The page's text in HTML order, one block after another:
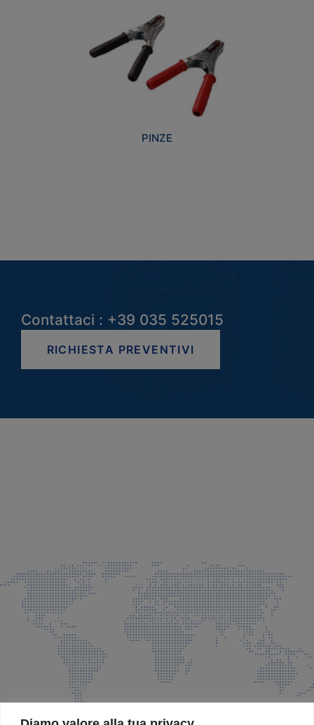
PINZE
Contattaci : +39 035 525015
RICHIESTA PREVENTIVI
info@faeg.it
COMMERCIALE E SPEDIZIONI
Via Padre Elzi, 32 Grassobbio (BG)
035 525015
035 335037
info@faeg.it
SITE MAP